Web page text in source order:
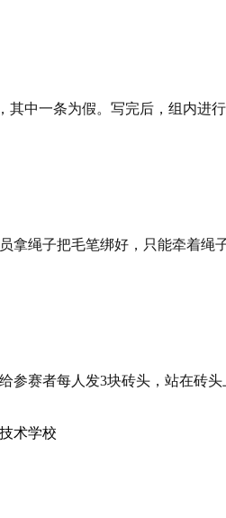
中一条为假。写完后，组内进行
拿绳子把毛笔绑好，只能牵着
参赛者每人发3块砖头，站在砖